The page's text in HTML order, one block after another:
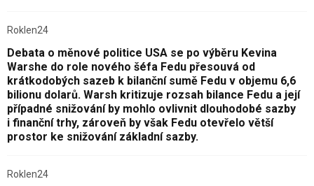
Roklen24
Debata o měnové politice USA se po výběru Kevina
Warshe do role nového šéfa Fedu přesouvá od
krátkodobých sazeb k bilanční sumě Fedu v objemu 6,6
bilionu dolarů. Warsh kritizuje rozsah bilance Fedu a její
případné snižování by mohlo ovlivnit dlouhodobé sazby
i finanční trhy, zároveň by však Fedu otevřelo větší
prostor ke snižování základní sazby.
Roklen24